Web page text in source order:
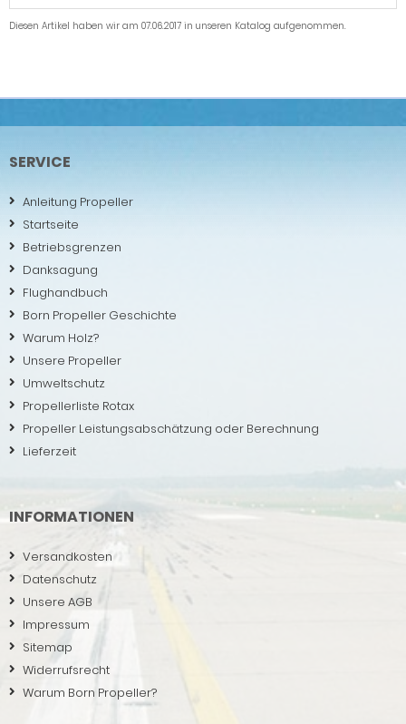
Diesen Artikel haben wir am 07.06.2017 in unseren Katalog aufgenommen.
SERVICE
Anleitung Propeller
Startseite
Betriebsgrenzen
Danksagung
Flughandbuch
Born Propeller Geschichte
Warum Holz?
Unsere Propeller
Umweltschutz
Propellerliste Rotax
Propeller Leistungsabschätzung oder Berechnung
Lieferzeit
INFORMATIONEN
Versandkosten
Datenschutz
Unsere AGB
Impressum
Sitemap
Widerrufsrecht
Warum Born Propeller?